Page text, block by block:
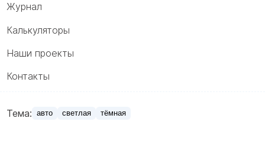
Журнал
Калькуляторы
Наши проекты
Контакты
Тема: авто светлая тёмная